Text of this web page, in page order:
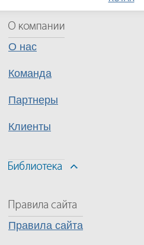
О нас
Команда
Партнеры
Клиенты
Правила сайта